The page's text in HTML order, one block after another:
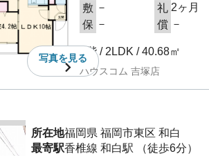
写真を見る
敷 － 礼 2ヶ月
保 － 償 －
2階 / 2LDK / 40.68㎡
ハウスコム 吉塚店
所在地福岡県 福岡市東区 和白
最寄駅香椎線 和白駅 （徒歩6分）